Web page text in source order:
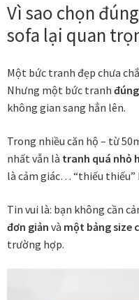
Chính Sách Đổi Trả
Chính sách đổi trả hàng
Đăng ký thành viên
Danh Lam Collection
Điều Khoản Sử Dụng
Hoa Xuân – Tranh sơn
Kim Mã – Tranh sơn mài
Vì sao chọn
sofa lại quan
Một bức tranh đẹp chưa
Nhưng một bức tranh
không gian sang hẳn lên.
Trong nhiều căn hộ – từ
nhất vẫn là tranh quá nhỏ
là cảm giác… “thiếu thiếu”
Tin vui là: bạn không cần
đơn giản và một bảng size
trường hợp.